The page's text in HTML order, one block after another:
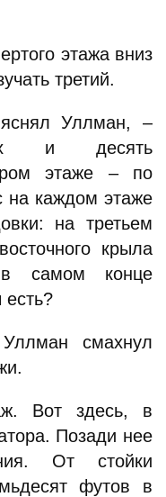
этажа вниз
третий.
Уллман, –
и десять
этаже – по
на каждом этаже
на третьем
крыла
самом конце
смахнул
Вот здесь, в
Позади нее
От стойки
футов в